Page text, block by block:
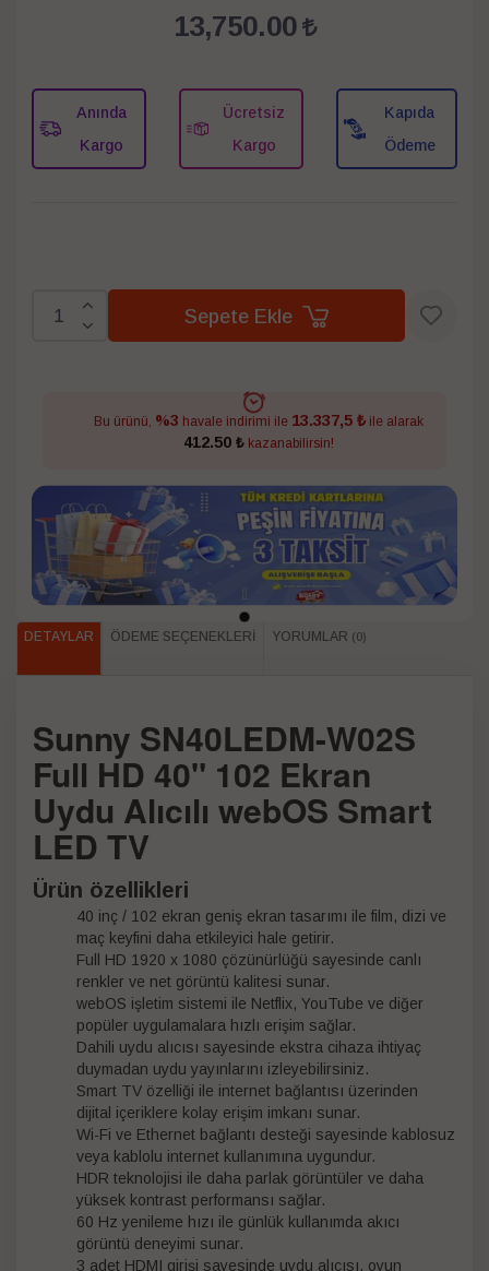
13,750.00
Anında
Kargo
Ücretsiz
Kargo
Kapıda
Ödeme
Sepete Ekle
Bu ürünü, %3 havale indirimi ile 13.337,5 ₺ile alarak
412.50 ₺kazanabilirsin!
DETAYLAR ÖDEME SEÇENEKLERI YORUMLAR (0)
Sunny SN40LEDM-W02S
Full HD 40" 102 Ekran
Uydu Alıcılı webOS Smart
LED TV
Ürün özellikleri
40 inç / 102 ekran geniş ekran tasarımı ile film, dizi ve
maç keyfini daha etkileyici hale getirir.
Full HD 1920 x 1080 çözünürlüğü sayesinde canlı
renkler ve net görüntü kalitesi sunar.
webOS işletim sistemi ile Netflix, YouTube ve diğer
popüler uygulamalara hızlı erişim sağlar.
Dahili uydu alıcısı sayesinde ekstra cihaza ihtiyaç
duymadan uydu yayınlarını izleyebilirsiniz.
Smart TV özelliği ile internet bağlantısı üzerinden
dijital içeriklere kolay erişim imkanı sunar.
Wi-Fi ve Ethernet bağlantı desteği sayesinde kablosuz
veya kablolu internet kullanımına uygundur.
HDR teknolojisi ile daha parlak görüntüler ve daha
yüksek kontrast performansı sağlar.
60 Hz yenileme hızı ile günlük kullanımda akıcı
görüntü deneyimi sunar.
3 adet HDMI girişi sayesinde uydu alıcısı, oyun